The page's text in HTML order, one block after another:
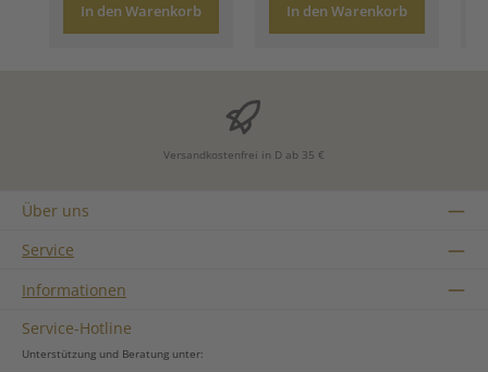
In den Warenkorb In den Warenkorb
Versandkostenfrei in D ab 35 €
Über uns
Service
Informationen
Service-Hotline
Unterstützung und Beratung unter: